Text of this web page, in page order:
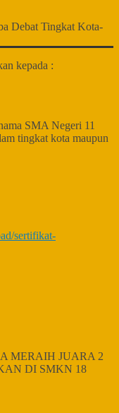
kepada :
SMA Negeri 11
tingkat kota maupun
sertifikat-